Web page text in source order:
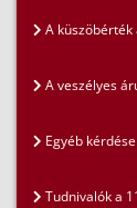
A
A veszélyes
Egyéb
Tudnivalók a